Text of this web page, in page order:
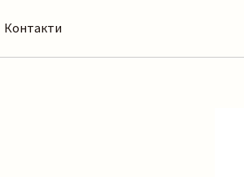
Контакти